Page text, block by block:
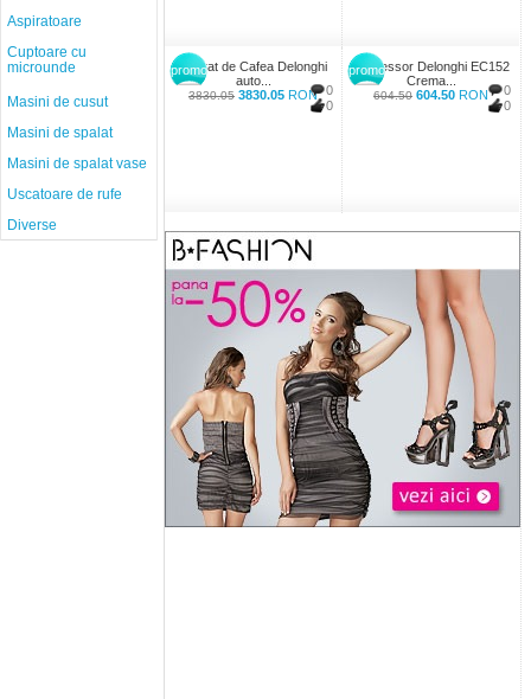
promo
0
0
Aparat de Cafea Delonghi
auto...
3830.05 3830.05 RON
promo
0
0
Espressor Delonghi EC152
Crema...
604.50 604.50 RON
Aspiratoare
Cuptoare cu
microunde
Masini de cusut
Masini de spalat
Masini de spalat vase
Uscatoare de rufe
Diverse